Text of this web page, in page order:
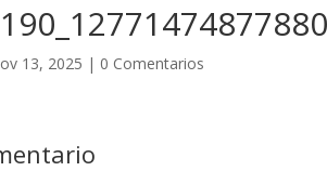
13, 2025 | 0 Comentarios